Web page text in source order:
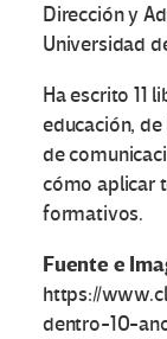
Dirección y
Universidad
Ha escrito 11
educación,
de
cómo aplicar
formativos.
Fuente e
https://
dentro-10-